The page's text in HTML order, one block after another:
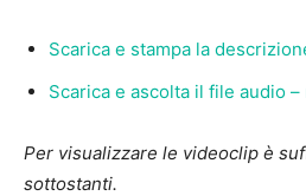
Scarica e stampa la
Scarica e ascolta il file audio –
Per visualizzare le videoclip è
sottostanti.